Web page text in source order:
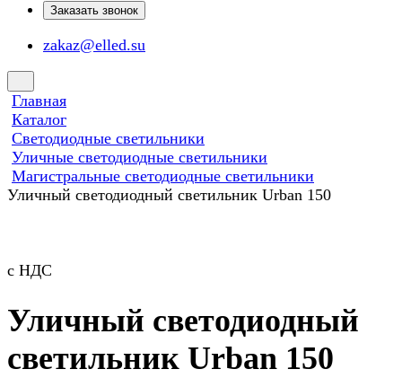
Заказать звонок
zakaz@elled.su
Главная
Каталог
Светодиодные светильники
Уличные светодиодные светильники
Магистральные светодиодные светильники
Уличный светодиодный светильник Urban 150
с НДС
Уличный светодиодный
светильник Urban 150